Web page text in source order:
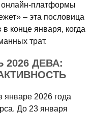
онлайн-платформы
– эта пословица
конце января, когда
трат.
ДЕВА:
январе 2026 года
До 23 января